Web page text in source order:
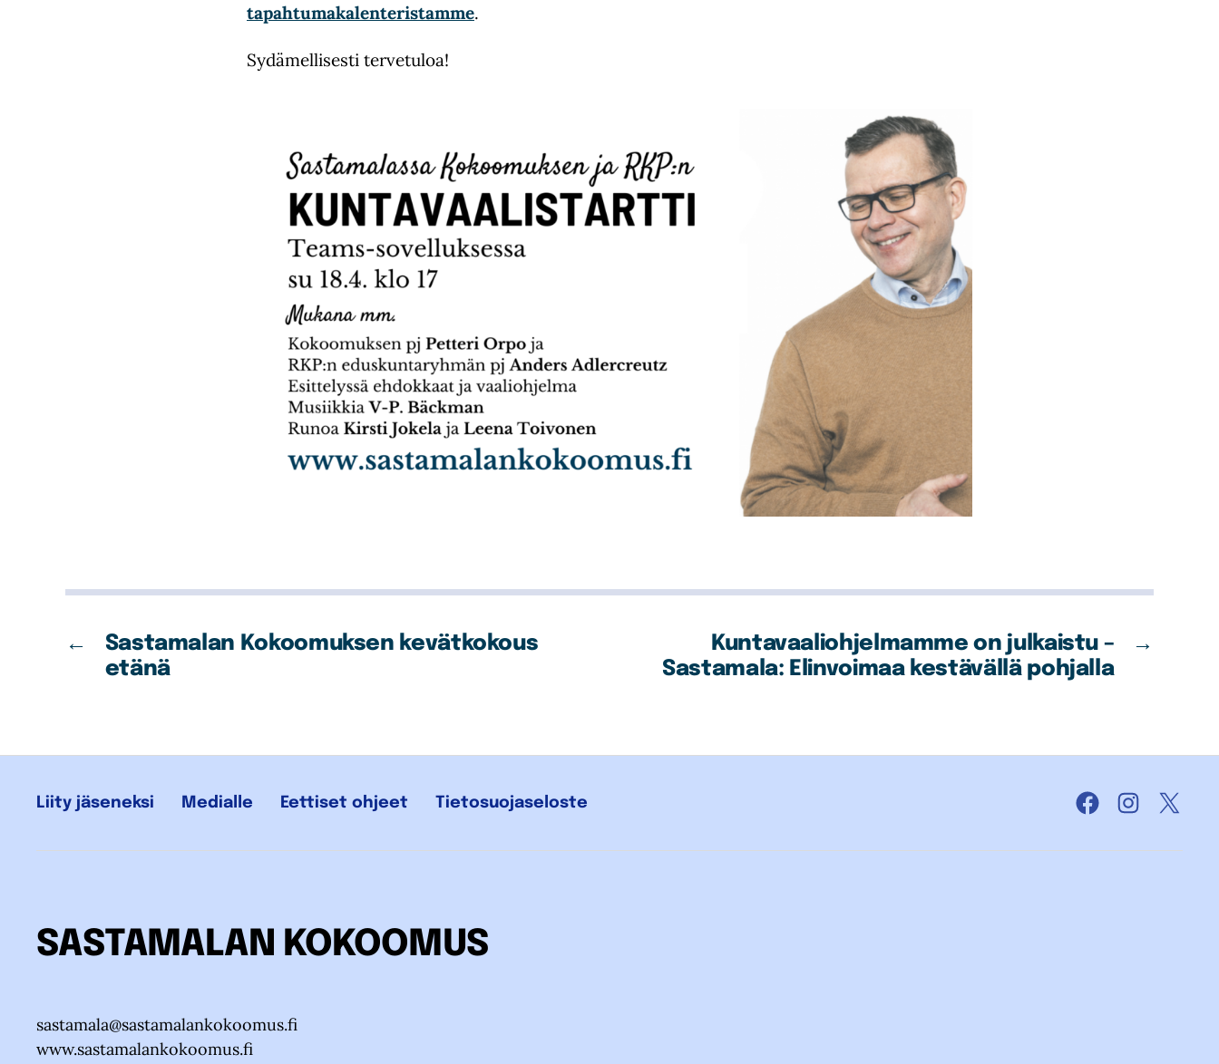
tapahtumakalenteristamme.
Sydämellisesti tervetuloa!
←
Sastamalan Kokoomuksen kevätkokous
etänä
→
Kuntavaaliohjelmamme on julkaistu –
Sastamala: Elinvoimaa kestävällä pohjalla
Liity jäseneksi Medialle Eettiset ohjeet Tietosuojaseloste
FacebookInstagram
X
SASTAMALAN KOKOOMUS
sastamala@sastamalankokoomus.fi
www.sastamalankokoomus.fi